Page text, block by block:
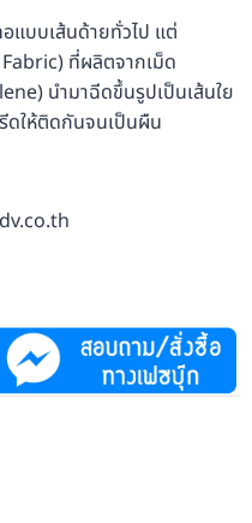
แบบเส้นด้ายทั่วไป แต่
ที่ผลิตจากเม็ด
นำมาฉีดขึ้นรูปเป็นเส้นใย
ดให้ติดกันจนเป็นผืน